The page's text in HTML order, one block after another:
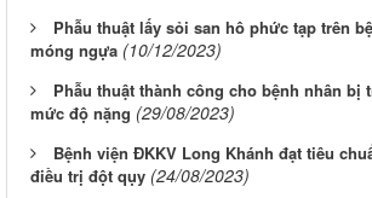
Phẫu thuật lấy sỏi san hô phức tạp trên
móng ngựa (10/12/2023)
Phẫu thuật thành công cho bệnh nhân bị
mức độ nặng (29/08/2023)
Bệnh viện ĐKKV Long Khánh đạt tiêu
điều trị đột qụy (24/08/2023)